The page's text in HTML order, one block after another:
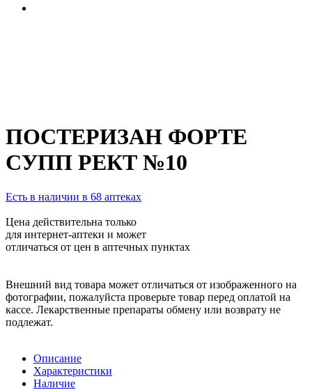
ПОСТЕРИЗАН ФОРТЕ
СУПП РЕКТ №10
Есть в наличии в 68 аптеках
Цена действительна только
для интернет-аптеки и может
отличаться от цен в аптечных пунктах
Внешний вид товара может отличаться от изображенного на
фотографии, пожалуйста проверьте товар перед оплатой на
кассе. Лекарственные препараты обмену или возврату не
подлежат.
Описание
Характеристики
Наличие